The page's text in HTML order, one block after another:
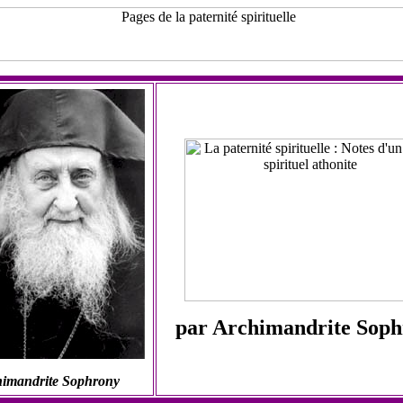
Sophrony
par Archimandrite